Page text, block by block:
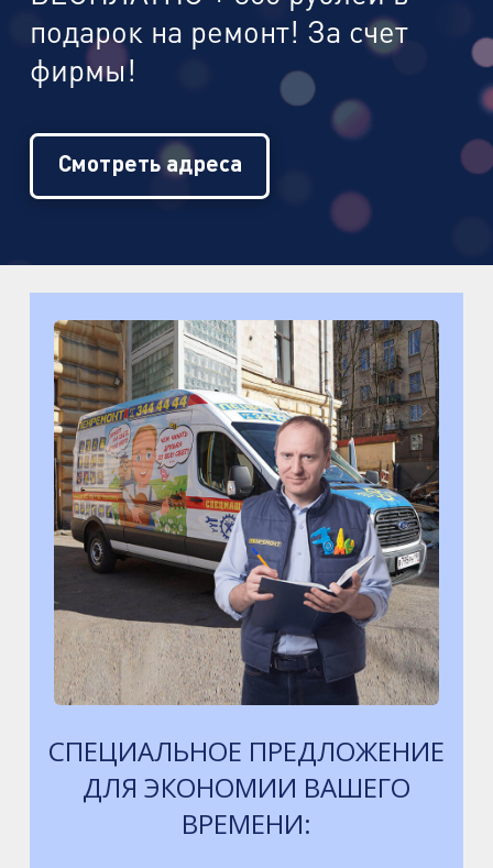
подарок на ремонт! За счет
фирмы!
Смотреть адреса
СПЕЦИАЛЬНОЕ ПРЕДЛОЖЕНИЕ
ДЛЯ ЭКОНОМИИ ВАШЕГО
ВРЕМЕНИ: